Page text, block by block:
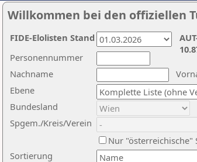
Willkommen bei den offiziellen
Nachname
Ebene
Sortierung
Personennummer
Bundesland
Spgem./Kreis/Verein
Nur "österreichische"
FIDE-Elolisten Stand